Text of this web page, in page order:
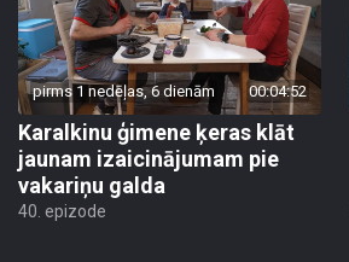
pirms 1 nedēļas, 6 dienām 00:04:52
Karalkinu ģimene ķeras klāt
jaunam izaicinājumam pie
vakariņu galda
40. epizode